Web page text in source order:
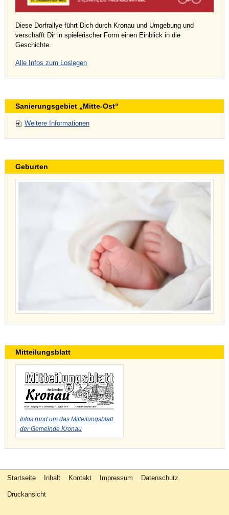
Diese Dorfrallye führt Dich durch Kronau und Umgebung und
verschafft Dir in spielerischer Form einen Einblick in die
Geschichte.
Alle Infos zum Loslegen
Sanierungsgebiet „Mitte-Ost“
Weitere Informationen
Geburten
Mitteilungsblatt
Infos rund um das Mitteilungsblatt
der Gemeinde Kronau
Startseite Inhalt Kontakt Impressum Datenschutz
Druckansicht